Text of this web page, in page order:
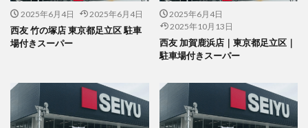
2025年6月4日 2025年6月4日
西友 竹の塚店 東京都足立区 駐車
場付きスーパー
2025年6月4日
2025年10月13日
西友 加賀鹿浜店｜東京都足立区｜
駐車場付きスーパー